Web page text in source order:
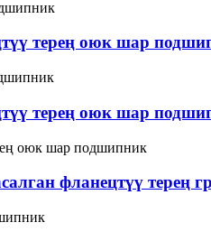
терең оюк шар
терең оюк шар
фланецтүү терең